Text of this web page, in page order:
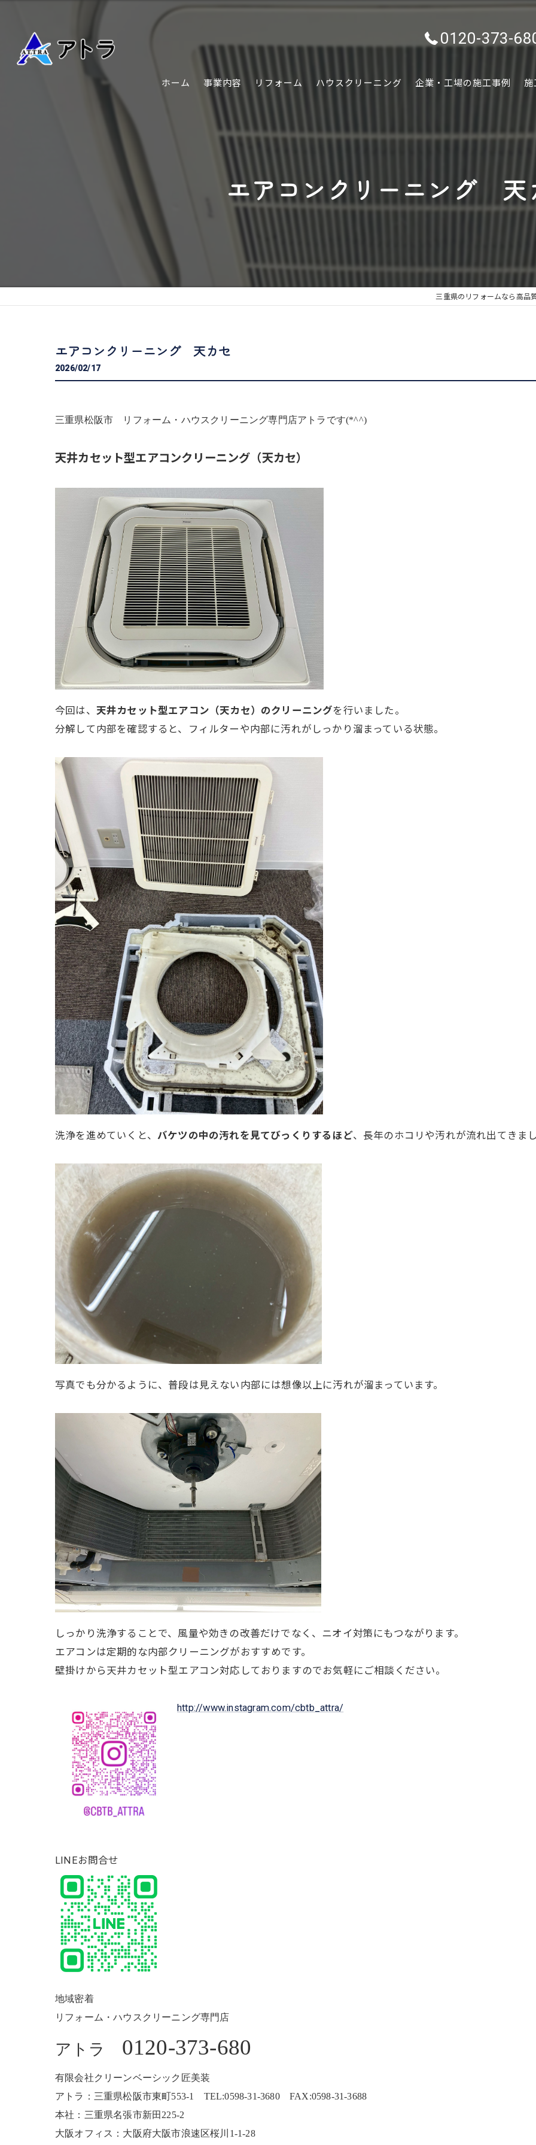
0120-373-
ホーム 事業内容 リフォーム
ぷちリフォーム
害虫害獣駆除
ハウスクリーニング 企業・工場の施工事例 施
エアコンクリーニング 天
三重県のリフォームなら高品
エアコンクリーニング 天カセ
2026/02/17
三重県松阪市 リフォーム・ハウスクリーニング専門店アトラです(*^^)
天井カセット型エアコンクリーニング（天カセ）
今回は、 天井カセット型エアコン（天カセ）のクリーニングを行いました。
分解して内部を確認すると、フィルターや内部に汚れがしっかり溜まっている状態。
洗浄を進めていくと、 バケツの中の汚れを見てびっくりするほど、長年のホコリや汚れが流れ出てきま
写真でも分かるように、普段は見えない内部には想像以上に汚れが溜まっています。
しっかり洗浄することで、風量や効きの改善だけでなく、ニオイ対策にもつながります。
エアコンは定期的な内部クリーニングがおすすめです。
壁掛けから天井カセット型エアコン対応しておりますのでお気軽にご相談ください。
http://www.instagram.com/cbtb_attra/
LINEお問合せ
地域密着
リフォーム・ハウスクリーニング専門店
アトラ 0120-373-680
有限会社クリーンベーシック匠美装
アトラ：三重県松阪市東町553-1 TEL:0598-31-3680 FAX:0598-31-3688
本社：三重県名張市新田225-2
大阪オフィス：大阪府大阪市浪速区桜川1-1-28